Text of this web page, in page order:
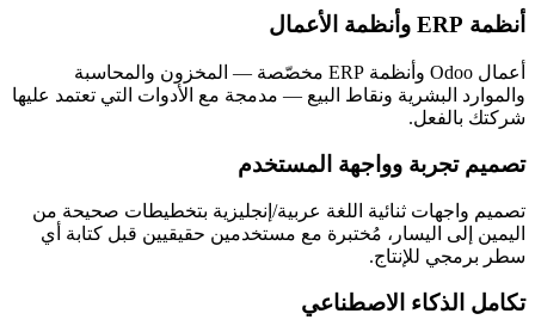
أنظمة ERP وأنظمة الأعمال
أعمال Odoo وأنظمة ERP مخصّصة — المخزون والمحاسبة
والموارد البشرية ونقاط البيع — مدمجة مع الأدوات التي تعتمد عليها
شركتك بالفعل.
تصميم تجربة وواجهة المستخدم
تصميم واجهات ثنائية اللغة عربية/إنجليزية بتخطيطات صحيحة من
اليمين إلى اليسار، مُختبرة مع مستخدمين حقيقيين قبل كتابة أي
سطر برمجي للإنتاج.
تكامل الذكاء الاصطناعي